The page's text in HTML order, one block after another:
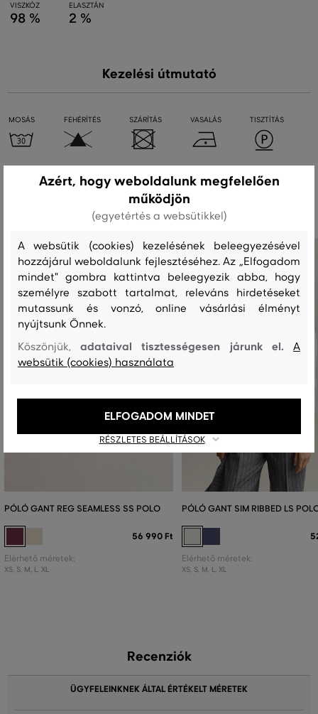
VISZKÓZ
98 %
ELASZTÁN
2 %
Kezelési útmutató
MOSÁS FEHÉRÍTÉS SZÁRÍTÁS VASALÁS TISZTÍTÁS
Ajánlott termékek
PÓLÓ GANT REG SEAMLESS SS POLO
56 990 Ft
Elérhető méretek:
XS, S, M, L, XL
PÓLÓ GANT SIM RIBBED LS
Elérhető méretek:
XS, S, M, L, XL
Recenziók
ÜGYFELEINKNEK ÁLTAL ÉRTÉKELT MÉRETEK
Azért, hogy weboldalunk megfelelően
működjön
(egyetértés a websütikkel)
A websütik (cookies) kezelésének beleegyezésével
hozzájárul weboldalunk fejlesztéséhez. Az „Elfogadom
mindet" gombra kattintva beleegyezik abba, hogy
személyre szabott tartalmat, releváns hirdetéseket
mutassunk és vonzó, online vásárlási élményt
nyújtsunk Önnek.
Köszönjük,adataival tisztességesen járunk el.A
websütik (cookies) használata
RÉSZLETES BEÁLLÍTÁSOK
ELFOGADOM MINDET